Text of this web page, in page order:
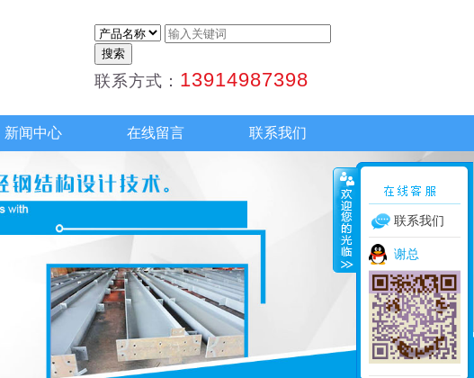
联系方式： 13914987398
新闻中心 在线留言 联系我们
联系我们
谢总